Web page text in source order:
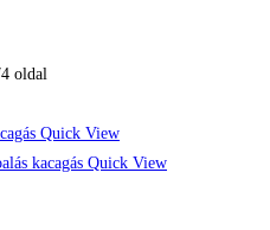
oldal
Quick View
Quick View